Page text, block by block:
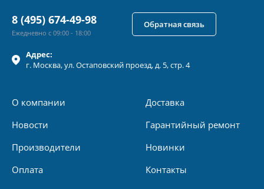
Адрес:
г. Москва, ул.Остаповский проезд, д. 5, стр. 4
О компании
Новости
Производители
Оплата
Доставка
Гарантийный ремонт
Новинки
Контакты
8 (495) 674-49-98
Ежедневно с 09:00 - 18:00
Обратная связь